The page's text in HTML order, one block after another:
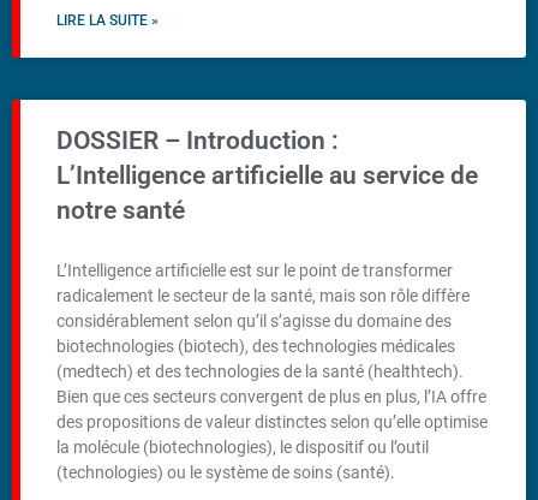
LIRE LA SUITE »
DOSSIER – Introduction :
L’Intelligence artificielle au service de
notre santé
L’Intelligence artificielle est sur le point de transformer
radicalement le secteur de la santé, mais son rôle diffère
considérablement selon qu’il s’agisse du domaine des
biotechnologies (biotech), des technologies médicales
(medtech) et des technologies de la santé (healthtech).
Bien que ces secteurs convergent de plus en plus, l’IA offre
des propositions de valeur distinctes selon qu’elle optimise
la molécule (biotechnologies), le dispositif ou l’outil
(technologies) ou le système de soins (santé).